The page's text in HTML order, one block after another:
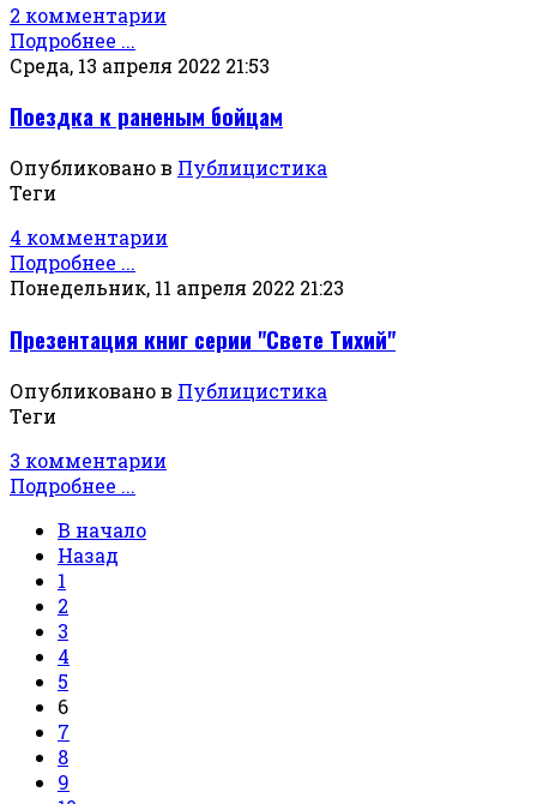
2 комментарии
Подробнее ...
Среда, 13 апреля 2022 21:53
Поездка к раненым бойцам
Опубликовано в Публицистика
Теги
4 комментарии
Подробнее ...
Понедельник, 11 апреля 2022 21:23
Презентация книг серии "Свете Тихий"
Опубликовано в Публицистика
Теги
3 комментарии
Подробнее ...
В начало
Назад
1
2
3
4
5
6
7
8
9